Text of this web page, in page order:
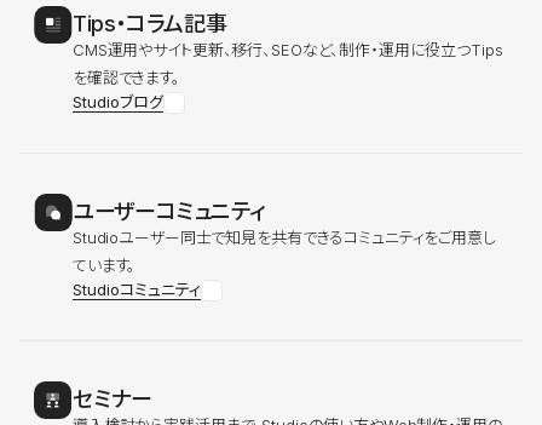
Tips・コラム記事
CMS運用やサイト更新、移行、SEOなど、制作・運用に役立つTips
を確認できます。
Studioブログ
ユーザーコミュニティ
Studioユーザー同士で知見を共有できるコミュニティをご用意し
ています。
Studioコミュニティ
セミナー